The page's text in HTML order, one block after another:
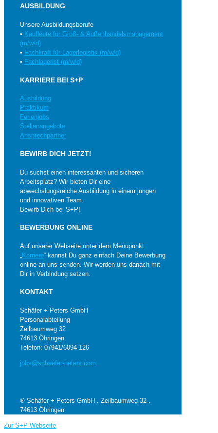
AUSBILDUNG
Unsere Ausbildungsberufe
• Kaufleute für Groß- & Außenhandelsmanagement
(m/w/d)
• Fachkraft für Lagerlogistik (m/w/d)
• Fachlagerist (m/w/d)
KARRIERE BEI S+P
Ausbildung
Praktikum
Ferienjobs
Stellenangebote
Ansprechpartner
BEWIRB DICH JETZT!
Du suchst einen interessanten und sicheren
Arbeitsplatz? Wir bieten Dir eine
abwechslungsreiche Ausbildung in einem jungen
und innovativen Team.
Bewirb Dich bei S+P!
BEWERBUNG ONLINE
Auf unserer Webseite unter dem Menüpunkt
Karriere“ kannst Du ganz einfach Deine Bewerbung
online an uns senden. Wir werden uns danach mit
Dir in Verbindung setzen.
KONTAKT
Schäfer + Peters GmbH
Personalabteilung
Zeilbaumweg 32
74613 Öhringen
Telefon: 07941/6094-126
jobs@schaefer-peters.com
® Schäfer + Peters GmbH . Zeilbaumweg 32 .
74613 Öhringen
Zur S+P Webseite